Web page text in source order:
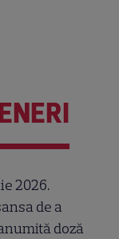
2026.
de a
doză